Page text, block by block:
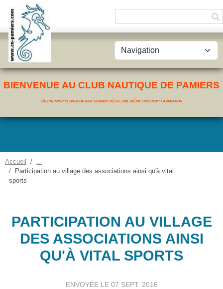
BIENVENUE AU CLUB NAUTIQUE DE PAMIERS
DU PREMIER PLONGEON AUX GRANDS DÉFIS, UNE MÊME PASSION : LA NATATION
Accueil
Participation au village des associations ainsi qu'à vital
sports
PARTICIPATION AU VILLAGE
DES ASSOCIATIONS AINSI
QU'À VITAL SPORTS
ENVOYÉE LE 07 SEPT. 2016
Panneau de gestion des cookies